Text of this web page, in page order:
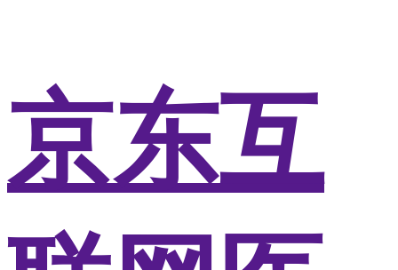
京东互